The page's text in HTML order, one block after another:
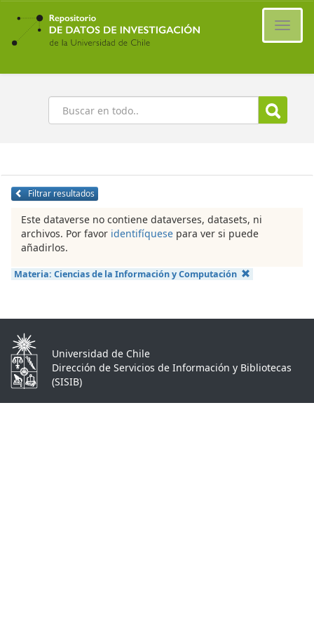
Ir
contenido
principal
Buscar
Filtrar resultados
Este dataverse no contiene dataverses, datasets, ni
archivos. Por favor identifíquese para ver si puede
añadirlos.
Materia: Ciencias de la Información y Computación
Universidad de Chile
Dirección de Servicios de Información y Bibliotecas
(SISIB)